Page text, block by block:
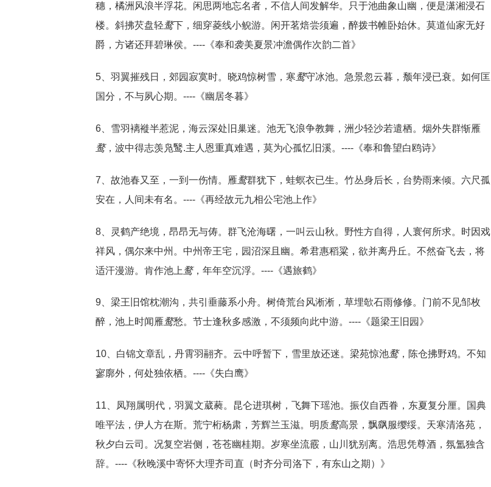
穗，橘洲风浪半浮花。闲思两地忘名者，不信人间发解华。只于池曲象山幽，便是潇湘浸石
楼。斜拂芡盘轻鹜下，细穿菱线小鲵游。闲开茗焙尝须遍，醉拨书帷卧始休。莫道仙家无好
爵，方诸还拜碧琳侯。----《奉和袭美夏景冲澹偶作次韵二首》
5、羽翼摧残日，郊园寂寞时。晓鸡惊树雪，寒鹜守冰池。急景忽云暮，颓年浸已衰。如何匡
国分，不与夙心期。----《幽居冬暮》
6、雪羽褵褷半惹泥，海云深处旧巢迷。池无飞浪争教舞，洲少轻沙若遣栖。烟外失群惭雁
鹜，波中得志羡凫鹥.主人恩重真难遇，莫为心孤忆旧溪。----《奉和鲁望白鸥诗》
7、故池春又至，一到一伤情。雁鹜群犹下，蛙螟衣已生。竹丛身后长，台势雨来倾。六尺孤
安在，人间未有名。----《再经故元九相公宅池上作》
8、灵鹤产绝境，昂昂无与俦。群飞沧海曙，一叫云山秋。野性方自得，人寰何所求。时因戏
祥风，偶尔来中州。中州帝王宅，园沼深且幽。希君惠稻粱，欲并离丹丘。不然奋飞去，将
适汗漫游。肯作池上 鹜，年年空沉浮。----《遇旅鹤》
9、梁王旧馆枕潮沟，共引垂藤系小舟。树倚荒台风淅淅，草埋欹石雨修修。门前不见邹枚
醉，池上时闻雁鹜愁。节士逢秋多感激，不须频向此中游。----《题梁王旧园》
10、白锦文章乱，丹霄羽翮齐。云中呼暂下，雪里放还迷。梁苑惊池鹜，陈仓拂野鸡。不知
寥廓外，何处独依栖。----《失白鹰》
11、凤翔属明代，羽翼文葳蕤。昆仑进琪树，飞舞下瑶池。振仪自西眷，东夏复分厘。国典
唯平法，伊人方在斯。荒宁桁杨肃，芳辉兰玉滋。明质鹜高景，飘飖服缨绥。天寒清洛苑，
秋夕白云司。况复空岩侧，苍苍幽桂期。岁寒坐流霰，山川犹别离。浩思凭尊酒，氛氲独含
辞。----《秋晚溪中寄怀大理齐司直（时齐分司洛下，有东山之期）》